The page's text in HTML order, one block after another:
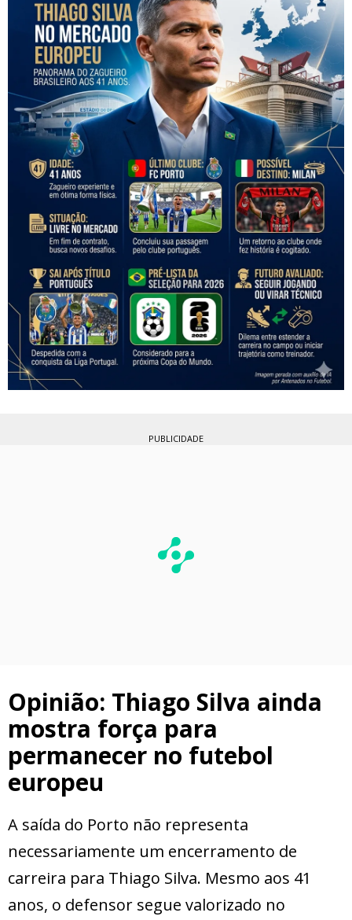
PUBLICIDADE
Opinião: Thiago Silva ainda
mostra força para
permanecer no futebol
europeu
A saída do Porto não representa
necessariamente um encerramento de
carreira para Thiago Silva. Mesmo aos 41
anos, o defensor segue valorizado no